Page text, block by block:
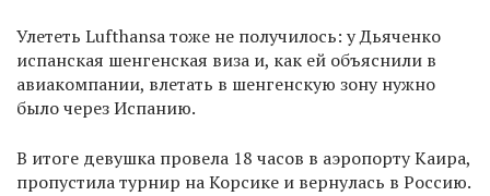
Улететь Lufthansa тоже не получилось: у Дьяченко
испанская шенгенская виза и, как ей объяснили в
авиакомпании, влетать в шенгенскую зону нужно
было через Испанию.
В итоге девушка провела 18 часов в аэропорту Каира,
пропустила турнир на Корсике и вернулась в Россию.